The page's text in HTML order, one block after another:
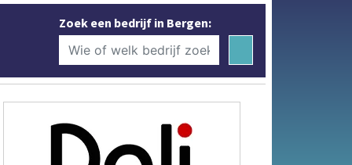
Zoek een bedrijf in Bergen: